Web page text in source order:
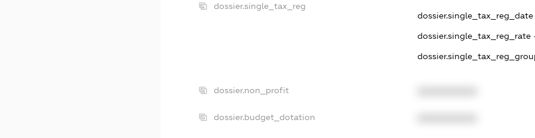
dossier.single_tax_reg
dossier.single_tax_reg_date
dossier.single_tax_reg_rate
dossier.non_profit
dossier.budget_dotation